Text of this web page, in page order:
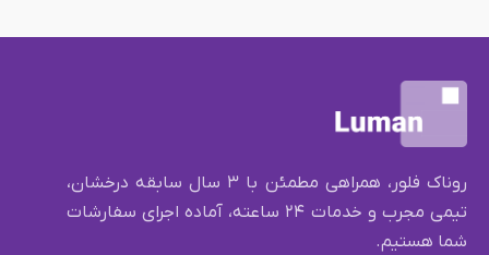
روناک فلور، همراهی مطمئن با ۳ سال سابقه درخشان،
تیمی مجرب و خدمات ۲۴ ساعته، آماده اجرای سفارشات
شما هستیم.